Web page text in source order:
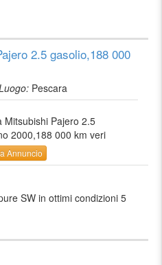
2.5 gasolio,188 000
Pescara
Mitsubishi Pajero 2.5
2000,188 000 km veri
Annuncio
SW in ottimi condizioni 5